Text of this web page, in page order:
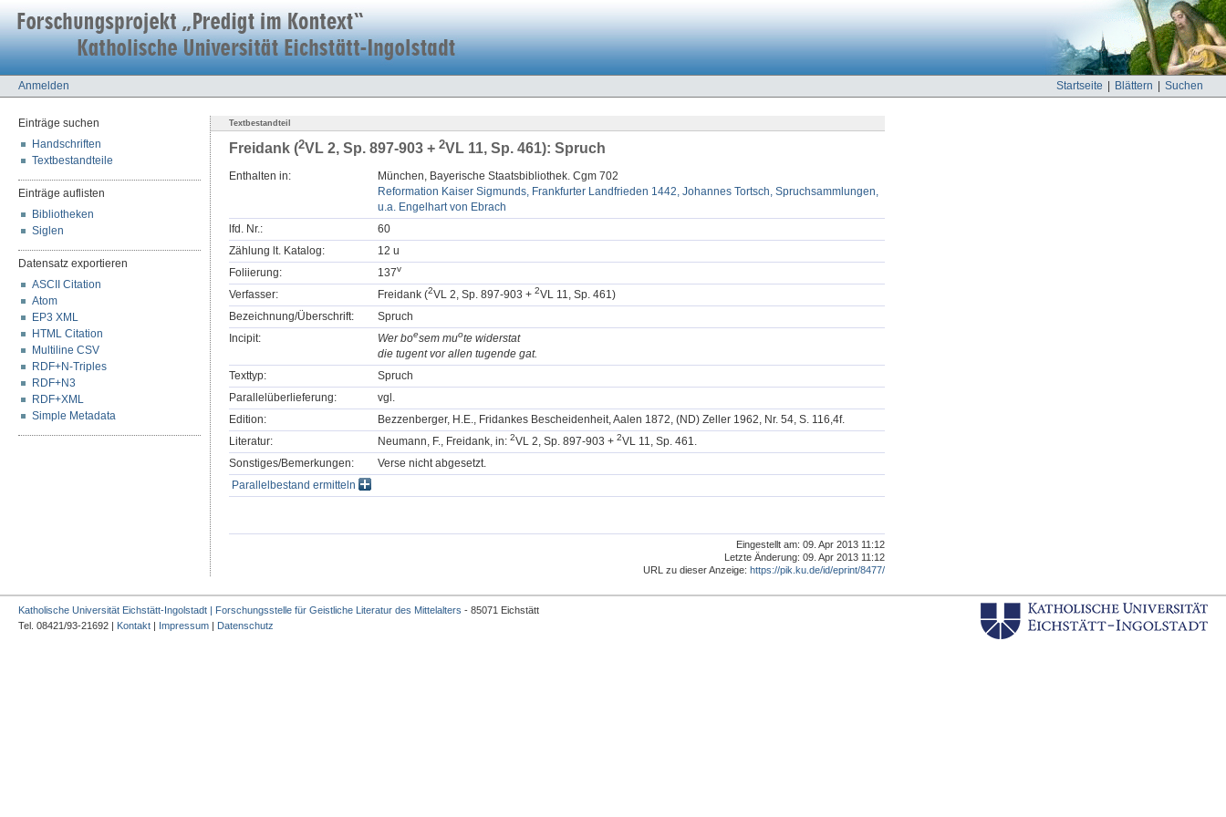
Startseite Blättern Suchen
Anmelden
Einträge suchen
Handschriften
Textbestandteile
Einträge auflisten
Bibliotheken
Siglen
Datensatz exportieren
ASCII Citation
Atom
EP3 XML
HTML Citation
Multiline CSV
RDF+N-Triples
RDF+N3
RDF+XML
Simple Metadata
Textbestandteil
Freidank (2VL 2, Sp. 897-903 + 2VL 11, Sp. 461): Spruch
Enthalten in:
München, Bayerische Staatsbibliothek. Cgm 702
Reformation Kaiser Sigmunds, Frankfurter Landfrieden 1442, Johannes Tortsch, Spruchsammlungen,
u.a. Engelhart von Ebrach
lfd. Nr.:
60
Zählung lt. Katalog:
12 u
Foliierung:
137v
Verfasser: Freidank (2VL 2, Sp. 897-903 + 2VL 11, Sp. 461)
Bezeichnung/Überschrift:
Spruch
Incipit:
Wer boesem muote widerstat
die tugent vor allen tugende gat.
Texttyp:
Spruch
Parallelüberlieferung:
vgl.
Edition:
Bezzenberger, H.E., Fridankes Bescheidenheit, Aalen 1872, (ND) Zeller 1962, Nr. 54, S. 116,4f.
Literatur:
Neumann, F., Freidank, in: 2VL 2, Sp. 897-903 + 2VL 11, Sp. 461.
Sonstiges/Bemerkungen:
Verse nicht abgesetzt.
Parallelbestand ermitteln
Eingestellt am: 09. Apr 2013 11:12
Letzte Änderung: 09. Apr 2013 11:12
URL zu dieser Anzeige: https://pik.ku.de/id/eprint/8477/
Katholische Universität Eichstätt-Ingolstadt | Forschungsstelle für Geistliche Literatur des Mittelalters - 85071 Eichstätt
Tel. 08421/93-21692 | Kontakt | Impressum | Datenschutz